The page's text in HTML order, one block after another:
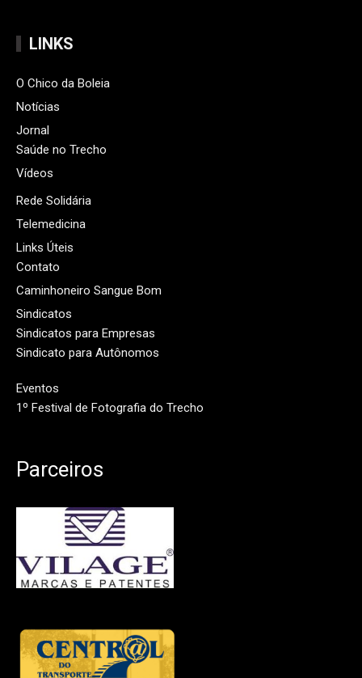
LINKS
O Chico da Boleia
Notícias
Jornal
Saúde no Trecho
Vídeos
Rede Solidária
Telemedicina
Links Úteis
Contato
Caminhoneiro Sangue Bom
Sindicatos
Sindicatos para Empresas
Sindicato para Autônomos
Eventos
1º Festival de Fotografia do Trecho
Parceiros